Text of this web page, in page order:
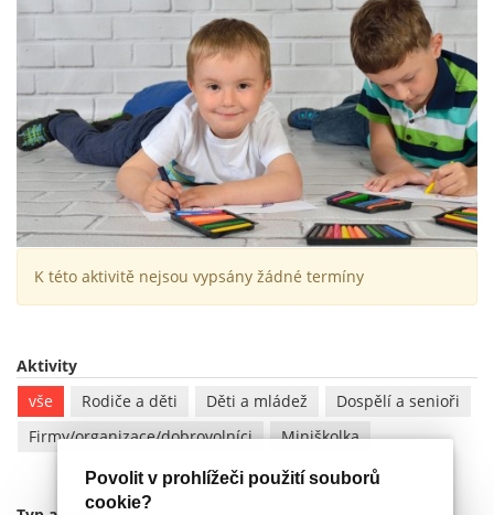
Povolit v prohlížeči použití souborů
cookie?
K této aktivitě nejsou vypsány žádné termíny
Aktivity
vše
Rodiče a děti Děti a mládež
Dospělí a senioři
Firmy/organizace/dobrovolníci
Miniškolka